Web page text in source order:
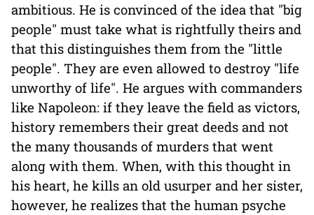
ambitious. He is convinced of the idea that "big
people" must take what is rightfully theirs and
that this distinguishes them from the "little
people". They are even allowed to destroy "life
unworthy of life". He argues with commanders
like Napoleon: if they leave the field as victors,
history remembers their great deeds and not
the many thousands of murders that went
along with them. When, with this thought in
his heart, he kills an old usurper and her sister,
however, he realizes that the human psyche